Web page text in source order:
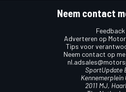
Neem contact
Feedback
Adverteren op
Tips voor
Neem contact op
SportUpdate
Kennemerplein
2011 MJ,